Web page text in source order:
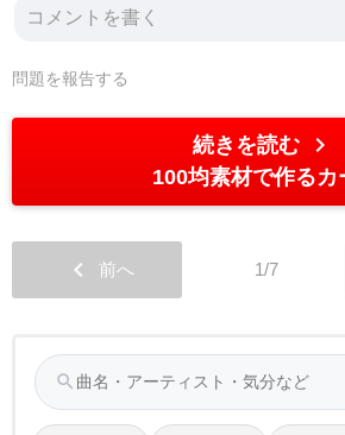
問題を報告する
続きを読む chevron_right
100均素材で作るカ
chevron_left 前へ 1/7
search